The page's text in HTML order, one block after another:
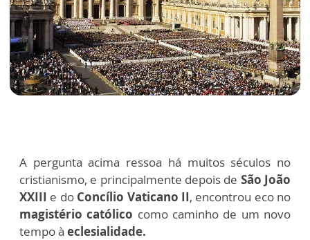
A pergunta acima ressoa há muitos séculos no
cristianismo, e principalmente depois de São João
XXIII e doConcílio Vaticano II, encontrou eco no
magistério católico como caminho de um novo
tempo à eclesialidade.